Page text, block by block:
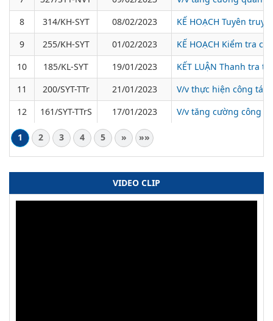
8
314/KH-SYT 08/02/2023
KẾ HOẠCH Tuyên
9
255/KH-SYT 01/02/2023
KẾ HOẠCH Kiểm tra
10
185/KL-SYT 19/01/2023
KẾT LUẬN Thanh tra
11
200/SYT-TTr 21/01/2023
V/v thực hiện công tác
12
161/SYT-TTrS 17/01/2023 V/v tăng cường công
1 2 3 4 5 » »»
VIDEO CLIP